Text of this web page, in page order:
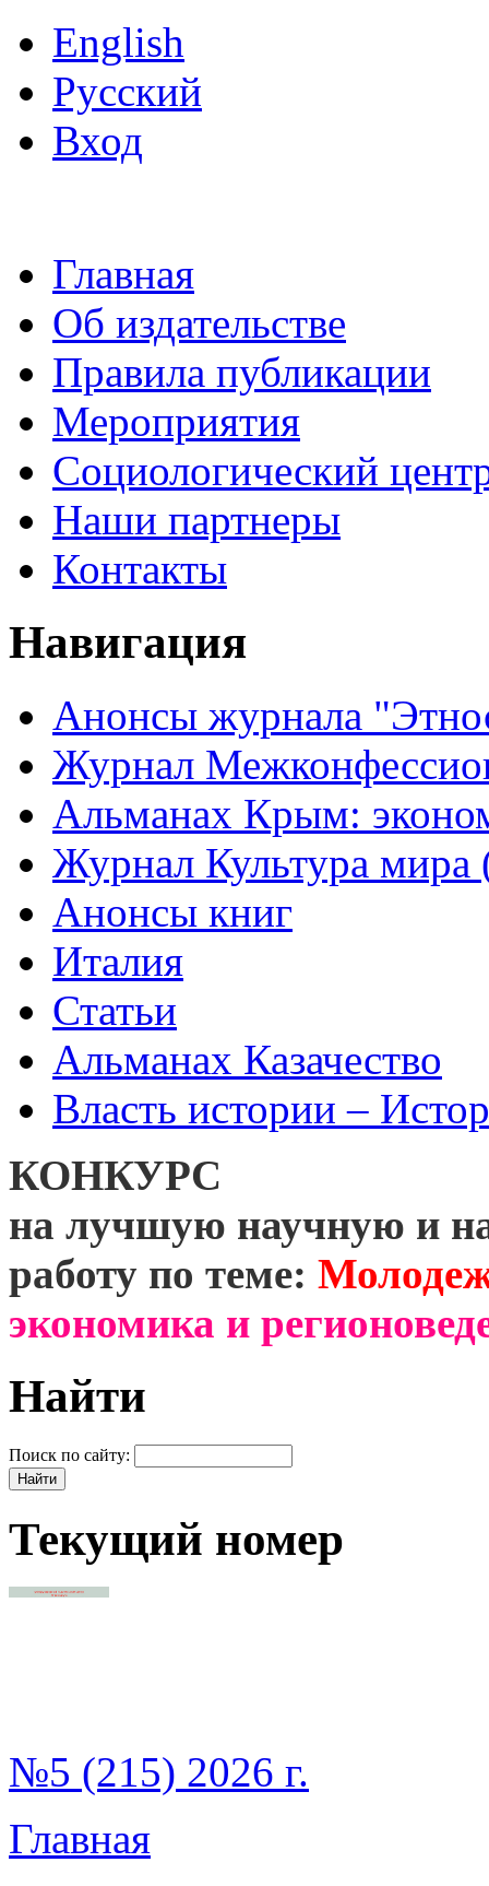
English
Русский
Вход
Главная
Об издательстве
Правила публикации
Мероприятия
Социологический
Наши партнеры
Контакты
Навигация
Анонсы журнала
Журнал
Альманах Крым:
Журнал Культура
Анонсы книг
Италия
Статьи
Альманах Казачество
Власть истории –
КОНКУРС
на лучшую научную и
работу по теме:
экономика и
Найти
Поиск по сайту:
Текущий номер
№5 (215) 2026 г.
Главная